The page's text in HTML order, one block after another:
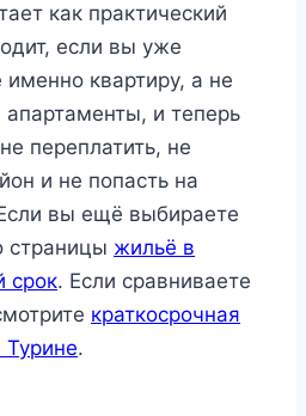
как практический
если вы уже
именно квартиру, а не
апартаменты, и теперь
переплатить, не
и не попасть на
вы ещё выбираете
страницы жильё в
срок. Если сравниваете
краткосрочная
Турине.